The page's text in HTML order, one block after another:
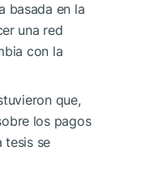
basada en la
una red
con la
que,
los pagos
tesis se